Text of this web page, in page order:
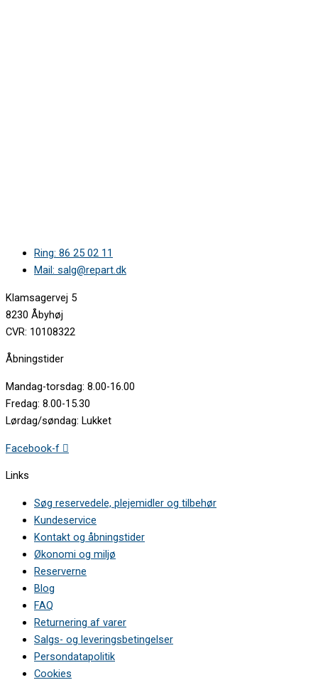
Ring: 86 25 02 11
Mail: salg@repart.dk
Klamsagervej 5
8230 Åbyhøj
CVR: 10108322
Åbningstider
Mandag-torsdag: 8.00-16.00
Fredag: 8.00-15.30
Lørdag/søndag: Lukket
Facebook-f
Links
Søg reservedele, plejemidler og tilbehør
Kundeservice
Kontakt og åbningstider
Økonomi og miljø
Reserverne
Blog
FAQ
Returnering af varer
Salgs- og leveringsbetingelser
Persondatapolitik
Cookies